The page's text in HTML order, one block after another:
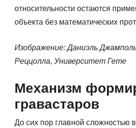
относительности остаются
объекта без математических
Изображение: Даниэль
Реццолла, Университет Гете
Механизм
гравастаров
До сих пор главной сложностью